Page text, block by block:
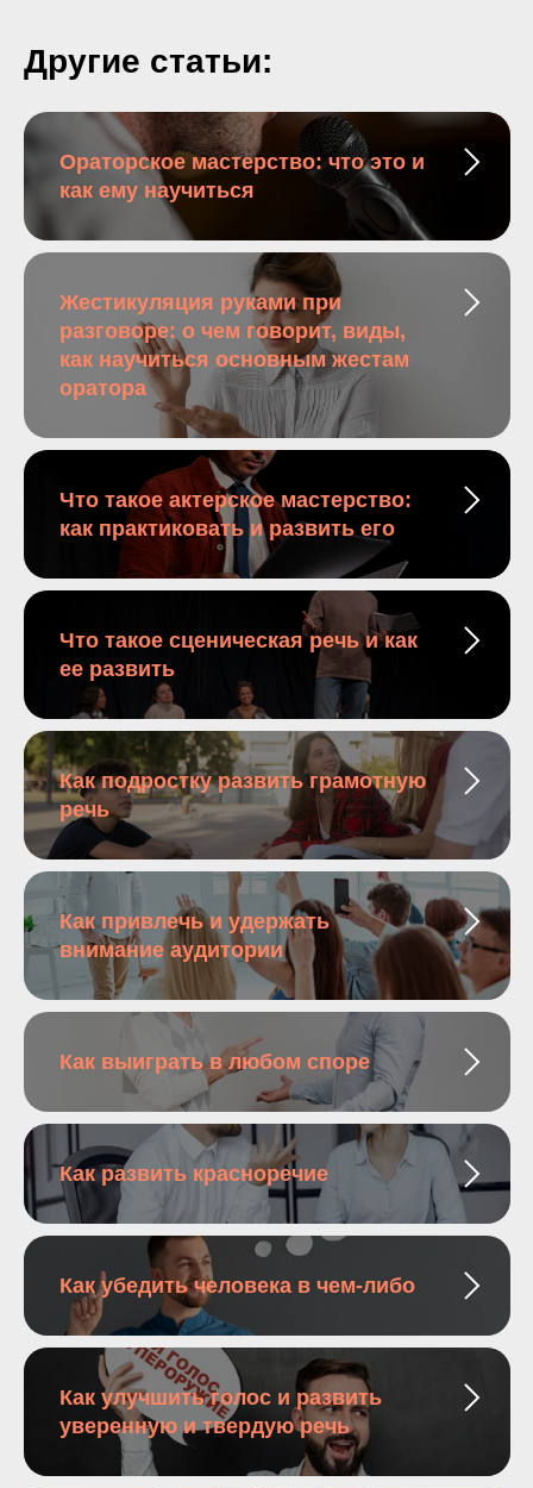
Другие статьи:
Ораторское мастерство: что это и
как ему научиться
Жестикуляция руками при
разговоре: о чем говорит, виды,
как научиться основным жестам
оратора
Что такое актерское мастерство:
как практиковать и развить его
Что такое сценическая речь и как
ее развить
Как подростку развить грамотную
речь
Как привлечь и удержать
внимание аудитории
Как выиграть в любом споре
Как развить красноречие
Как убедить человека в чем-либо
Как улучшить голос и развить
уверенную и твердую речь